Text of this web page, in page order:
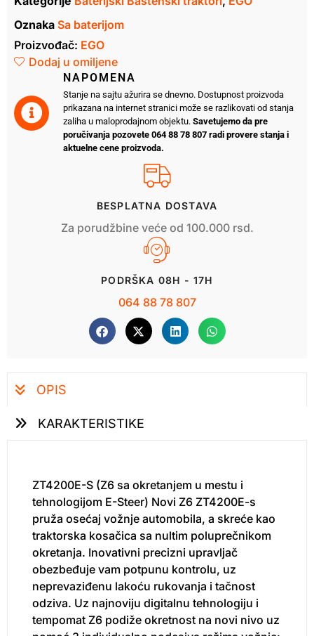
– Zadnji branik
– Set za sakupljanje trave
– Korpa za odlaganje
*Komplet ZT4201E-S sadrži: Traktorsku kosačicu, 2
noža, priključak za usitnjavanje i punjač 1600w
*Modelu Z6 potrebno je najmanje 15Ah snage za
pokretanje.
Oznaka Sa baterijom
Proizvođač: EGO
Dodaj u omiljene
NAPOMENA
Stanje na sajtu ažurira se dnevno. Dostupnost proizvoda
prikazana na internet stranici može se razlikovati od stanja
zaliha u maloprodajnom objektu. Savetujemo da pre
poručivanja pozovete 064 88 78 807 radi provere stanja i
aktuelne cene proizvoda.
BESPLATNA DOSTAVA
Za porudžbine veće od 100.000 rsd.
PODRŠKA 08H - 17H
064 88 78 807
OPIS
KARAKTERISTIKE
ZT4200E-S (Z6 sa okretanjem u mestu i
tehnologijom E-Steer) Novi Z6 ZT4200E-s
pruža osećaj vožnje automobila, a skreće kao
traktorska kosačica sa nultim poluprečnikom
okretanja. Inovativni precizni upravljač
obezbeđuje vam potpunu kontrolu, uz
neprevaziđenu lakoću rukovanja i tačnost
odziva. Uz najnoviju digitalnu tehnologiju i
tempomat Z6 podiže okretnost na novi nivo uz